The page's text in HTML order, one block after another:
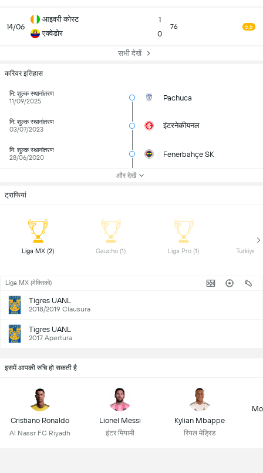
14/06
आइवरी कोस्ट
एक्वेडोर
1
0
76 6.6
सभी देखें
करियर इतिहास
नि: शुल्क स्थानांतरण
11/09/2025
Pachuca
नि: शुल्क स्थानांतरण
03/07/2023
इंटरनेकीयनल
नि: शुल्क स्थानांतरण
28/06/2020
Fenerbahçe SK
और देखें
ट्राफियां
Liga MX (मेक्सिको)
Tigres UANL
2018/2019 Clausura
Tigres UANL
2017 Apertura
इसमें आपकी रुचि हो सकती है
Cristiano Ronaldo
Al Nassr FC Riyadh
Lionel Messi
इंटर मियामी
Kylian Mbappe
रियल मेड्रिड